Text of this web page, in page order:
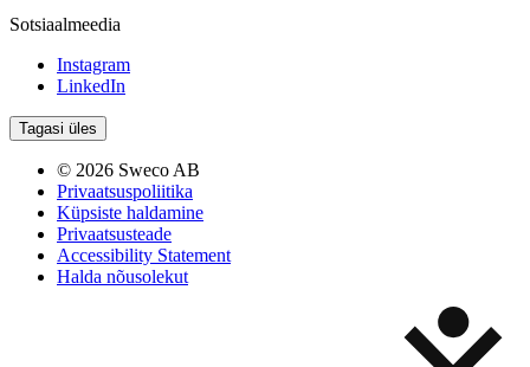
Sotsiaalmeedia
Instagram
LinkedIn
Tagasi üles
© 2026 Sweco AB
Privaatsuspoliitika
Küpsiste haldamine
Privaatsusteade
Accessibility Statement
Halda nõusolekut